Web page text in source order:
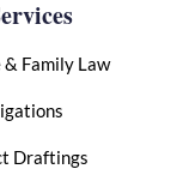
& Family Law
Draftings